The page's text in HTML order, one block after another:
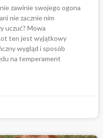
zawinie swojego ogona
nie zacznie nim
uczuć? Mowa
ten jest wyjątkowy
wygląd i sposób
na temperament